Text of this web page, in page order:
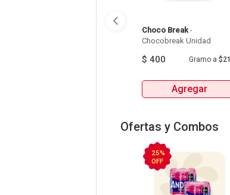
Choco Break -
$400 Gramo a$21
Agregar
Ofertas y Combos
25%
OFF